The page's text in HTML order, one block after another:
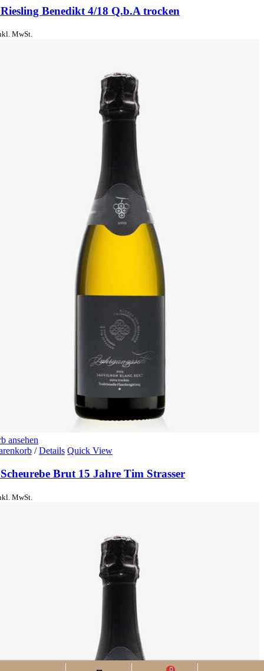
Benedikt 4/18 Q.b.A trocken
MwSt.
ansehen
/ Details Quick View
Brut 15 Jahre Tim Strasser
MwSt.
0